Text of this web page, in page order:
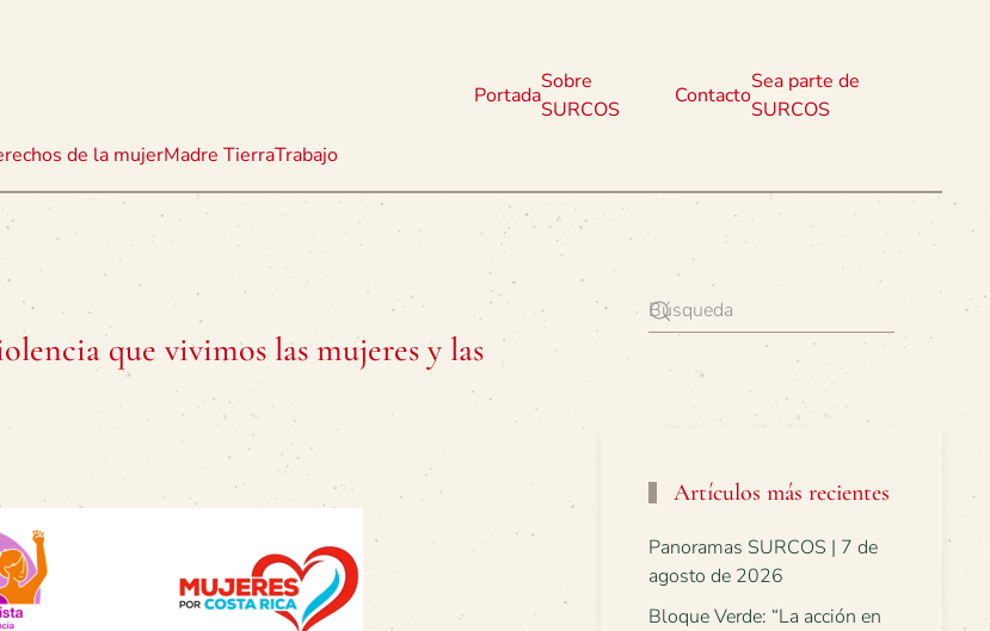
de la mujerMadre TierraTrabajo
Portada
Sobre
SURCOS
Contacto
Sea parte de
SURCOS
que vivimos las mujeres y las
Artículos más recientes
Panoramas SURCOS | 7 de
agosto de 2026
Bloque Verde: “La acción en